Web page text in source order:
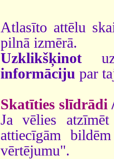
Atlasīto attēlu
pilnā izmērā.
Uzklikšķinot
informāciju par
Skatīties slīdrādi
Ja vēlies
attiecīgām
vērtējumu".